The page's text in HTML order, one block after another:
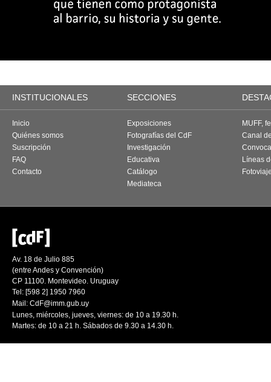
INSTITUCIONALES SECCIONES
Inicio
Quiénes somos
Suscripción
FAQ
Contacto
Exposiciones
Fotografías del CdF
Investigación
Educativa
Catálogo
Mediateca
MUFF,
Canal
Líneas
Av. 18 de Julio 885
(entre Andes y Convención)
CP 11100. Montevideo. Uruguay
Tel: [598 2] 1950 7960
Mail: CdF@imm.gub.uy
Lunes, miércoles, jueves, viernes: de 10 a 19.30 h.
Martes: de 10 a 21 h. Sábados de 9.30 a 14.30 h.